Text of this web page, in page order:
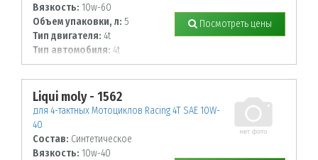
Вязкость: 10w-60
Объем упаковки, л: 5
Тип двигателя: 4t
Тип автомобиля: 4t
Посмотреть цены
Liqui moly - 1562
для 4-тактных Мотоциклов Racing 4T SAE 10W-
40
Состав: Синтетическое
Вязкость: 10w-40